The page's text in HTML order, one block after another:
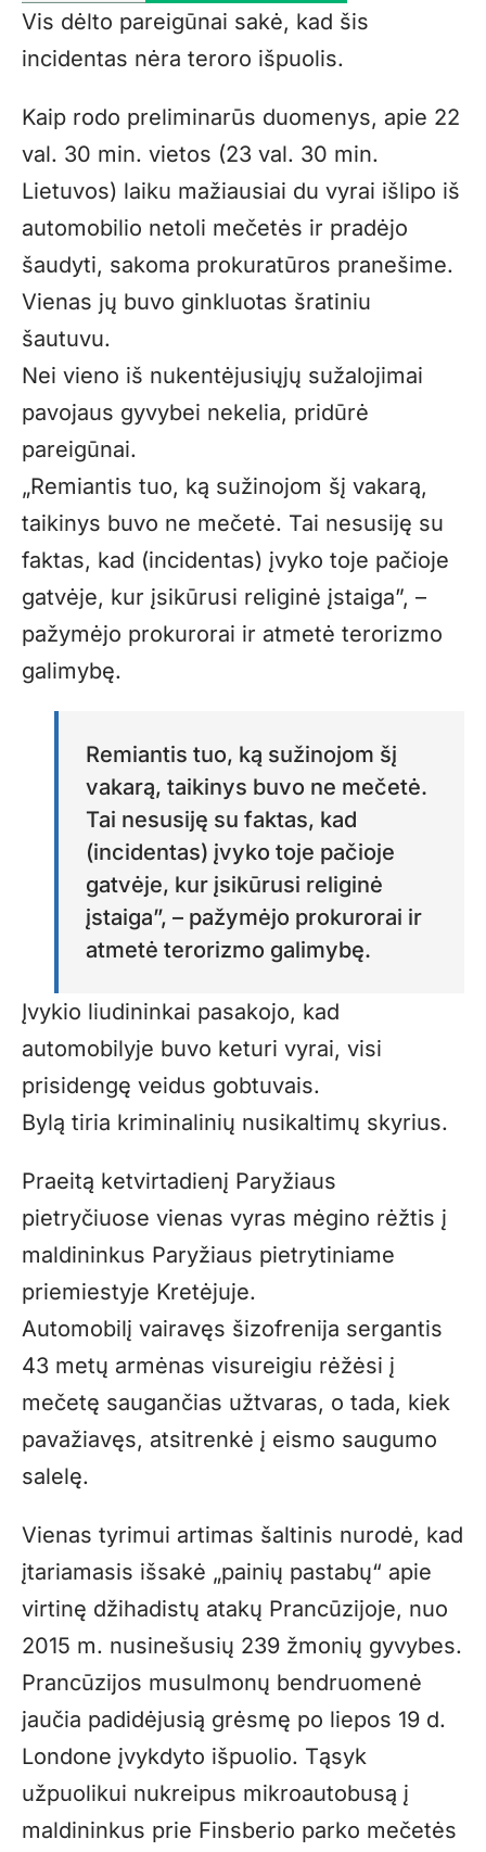
Vis dėlto pareigūnai sakė, kad šis
incidentas nėra teroro išpuolis.
Kaip rodo preliminarūs duomenys, apie 22
val. 30 min. vietos (23 val. 30 min.
Lietuvos) laiku mažiausiai du vyrai išlipo iš
automobilio netoli mečetės ir pradėjo
šaudyti, sakoma prokuratūros pranešime.
Vienas jų buvo ginkluotas šratiniu
šautuvu.
Nei vieno iš nukentėjusiųjų sužalojimai
pavojaus gyvybei nekelia, pridūrė
pareigūnai.
„Remiantis tuo, ką sužinojom šį vakarą,
taikinys buvo ne mečetė. Tai nesusiję su
faktas, kad (incidentas) įvyko toje pačioje
gatvėje, kur įsikūrusi religinė įstaiga”, –
pažymėjo prokurorai ir atmetė terorizmo
galimybę.
Remiantis tuo, ką sužinojom šį
vakarą, taikinys buvo ne mečetė.
Tai nesusiję su faktas, kad
(incidentas) įvyko toje pačioje
gatvėje, kur įsikūrusi religinė
įstaiga”, – pažymėjo prokurorai ir
atmetė terorizmo galimybę.
Įvykio liudininkai pasakojo, kad
automobilyje buvo keturi vyrai, visi
prisidengę veidus gobtuvais.
Bylą tiria kriminalinių nusikaltimų skyrius.
Praeitą ketvirtadienį Paryžiaus
pietryčiuose vienas vyras mėgino rėžtis į
maldininkus Paryžiaus pietrytiniame
priemiestyje Kretėjuje.
Automobilį vairavęs šizofrenija sergantis
43 metų armėnas visureigiu rėžėsi į
mečetę saugančias užtvaras, o tada, kiek
pavažiavęs, atsitrenkė į eismo saugumo
salelę.
Vienas tyrimui artimas šaltinis nurodė, kad
įtariamasis išsakė „painių pastabų“ apie
virtinę džihadistų atakų Prancūzijoje, nuo
2015 m. nusinešusių 239 žmonių gyvybes.
Prancūzijos musulmonų bendruomenė
jaučia padidėjusią grėsmę po liepos 19 d.
Londone įvykdyto išpuolio. Tąsyk
užpuolikui nukreipus mikroautobusą į
maldininkus prie Finsberio parko mečetės